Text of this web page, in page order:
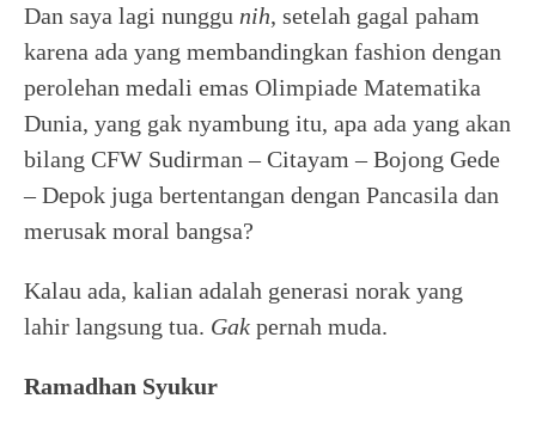
Dan saya lagi nunggu nih, setelah gagal paham
karena ada yang membandingkan fashion dengan
perolehan medali emas Olimpiade Matematika
Dunia, yang gak nyambung itu, apa ada yang akan
bilang CFW Sudirman – Citayam – Bojong Gede
– Depok juga bertentangan dengan Pancasila dan
merusak moral bangsa?
Kalau ada, kalian adalah generasi norak yang
lahir langsung tua. Gak pernah muda.
Ramadhan Syukur